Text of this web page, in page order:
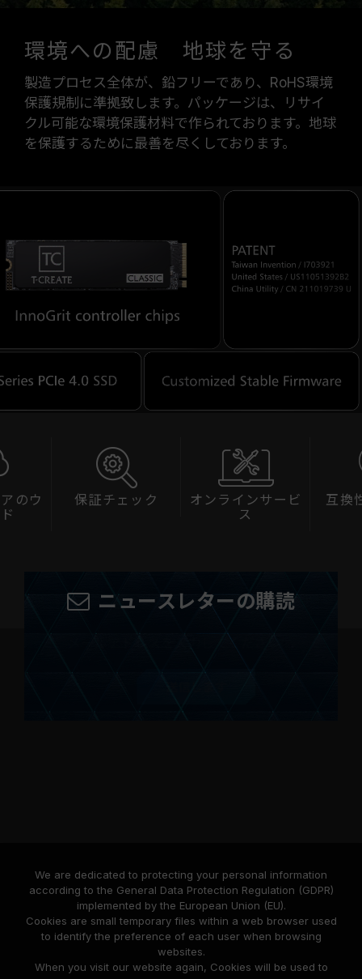
環境への配慮 地球を守る
製造プロセス全体が、鉛フリーであり、RoHS環境
保護規制に準拠致します。パッケージは、リサイ
クル可能な環境保護材料で作られております。地球
を保護するために最善を尽くしております。
ク
オンラインサービ
互換性チェック スペ
ニュースレターの購読
TEAMGROUPについて
サポート
We are dedicated to protecting your personal information
according to the General Data Protection Regulation (GDPR)
implemented by the European Union (EU).
Cookies are small temporary files within a web browser used
to identify the preference of each user when browsing
websites.
When you visit our website again, Cookies will be used to